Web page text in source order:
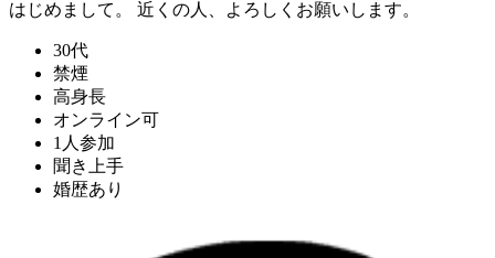
はじめまして。 近くの人、よろしくお願いします。
30代
禁煙
高身長
オンライン可
1人参加
聞き上手
婚歴あり